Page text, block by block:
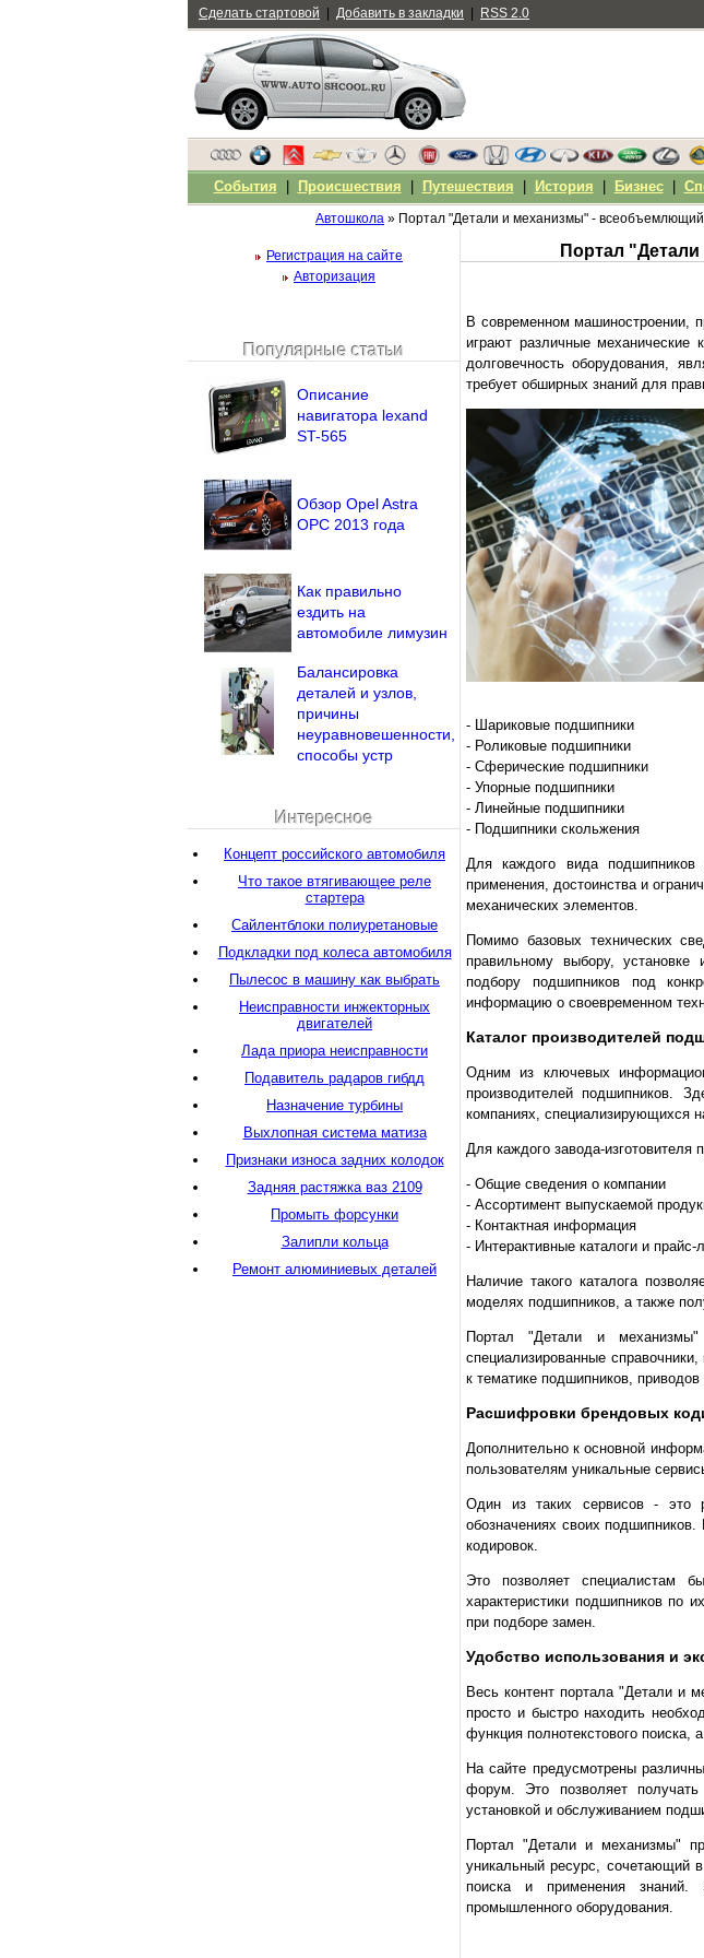
Автошкола » Портал "Детали и механизмы" -
В современном машиностроении,
играют различные
долговечность оборудования,
требует обширных знаний для
- Шариковые подшипники
- Роликовые подшипники
- Сферические подшипники
- Упорные подшипники
- Линейные подшипники
- Подшипники скольжения
Для каждого вида подшипников
применения, достоинства и
механических элементов.
Помимо базовых технических
правильному выбору,
подбору подшипников под
информацию о своевременном
Каталог производителей
Одним из ключевых
производителей подшипников.
компаниях, специализирующихся
Для каждого завода-
- Общие сведения о компании
- Ассортимент выпускаемой
- Контактная информация
- Интерактивные каталоги и
Наличие такого каталога
моделях подшипников, а также
Портал "Детали и
специализированные
к тематике подшипников,
Расшифровки брендовых
Дополнительно к основной
пользователям уникальные
Один из таких сервисов - это
обозначениях своих
кодировок.
Это позволяет специалистам
характеристики подшипников по
при подборе замен.
Удобство использования и
Весь контент портала "Детали и
просто и быстро находить
функция полнотекстового
На сайте предусмотрены
форум. Это позволяет
установкой и обслуживанием
Портал "Детали и механизмы"
уникальный ресурс, сочетающий
поиска и применения
промышленного оборудования.
Регистрация на сайте
Авторизация
Напомнить пароль?
Популярные статьи
Описание
навигатора lexand
ST-565
Обзор Opel Astra
OPC 2013 года
Как правильно
ездить на
автомобиле лимузин
Балансировка
деталей и узлов,
причины
неуравновешенности,
способы устр
Интересное
Концепт российского автомобиля
Что такое втягивающее реле
стартера
Сайлентблоки полиуретановые
Подкладки под колеса автомобиля
Пылесос в машину как выбрать
Неисправности инжекторных
двигателей
Лада приора неисправности
Подавитель радаров гибдд
Назначение турбины
Выхлопная система матиза
Признаки износа задних колодок
Задняя растяжка ваз 2109
Промыть форсунки
Залипли кольца
Ремонт алюминиевых деталей
Сделать стартовой Добавить в закладки RSS 2.0
События Происшествия Путешествия История Бизнес|